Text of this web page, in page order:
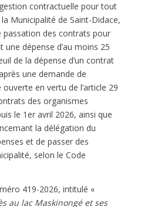
contractuelle pour tout
Municipalité de Saint-Didace,
passation des contrats pour
dépense d’au moins 25
de la dépense d’un contrat
une demande de
en vertu de l’article 29
des organismes
le 1er avril 2026, ainsi que
la délégation du
et de passer des
selon le Code
419-2026, intitulé «
au lac Maskinongé et ses